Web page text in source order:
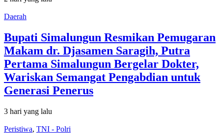
Daerah
Bupati Simalungun Resmikan Pemugaran
Makam dr. Djasamen Saragih, Putra
Pertama Simalungun Bergelar Dokter,
Wariskan Semangat Pengabdian untuk
Generasi Penerus
3 hari yang lalu
Peristiwa, TNI - Polri